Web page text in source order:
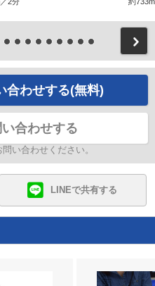
合わせする(無料)
合わせする
い合わせください。
LINEで共有する